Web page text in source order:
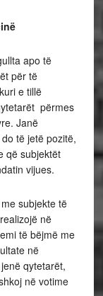
apo të
për të
e tillë
përmes
Janë
të jetë pozitë,
që subjektët
vijues.
subjekte të
në
të bëjmë me
në
qytetarët,
në votime